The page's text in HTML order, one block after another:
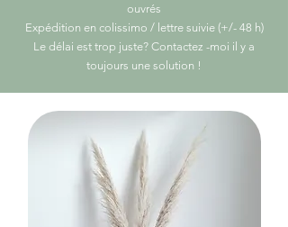
ouvrés
Expédition en colissimo / lettre suivie (+/- 48 h)
Le délai est trop juste? Contactez -moi il y a
toujours une solution !